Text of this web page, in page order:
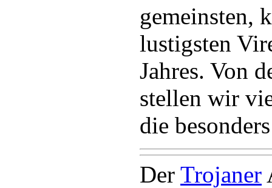
gemeinsten,
lustigsten
Jahres. Von
stellen wir
die
Der Trojaner